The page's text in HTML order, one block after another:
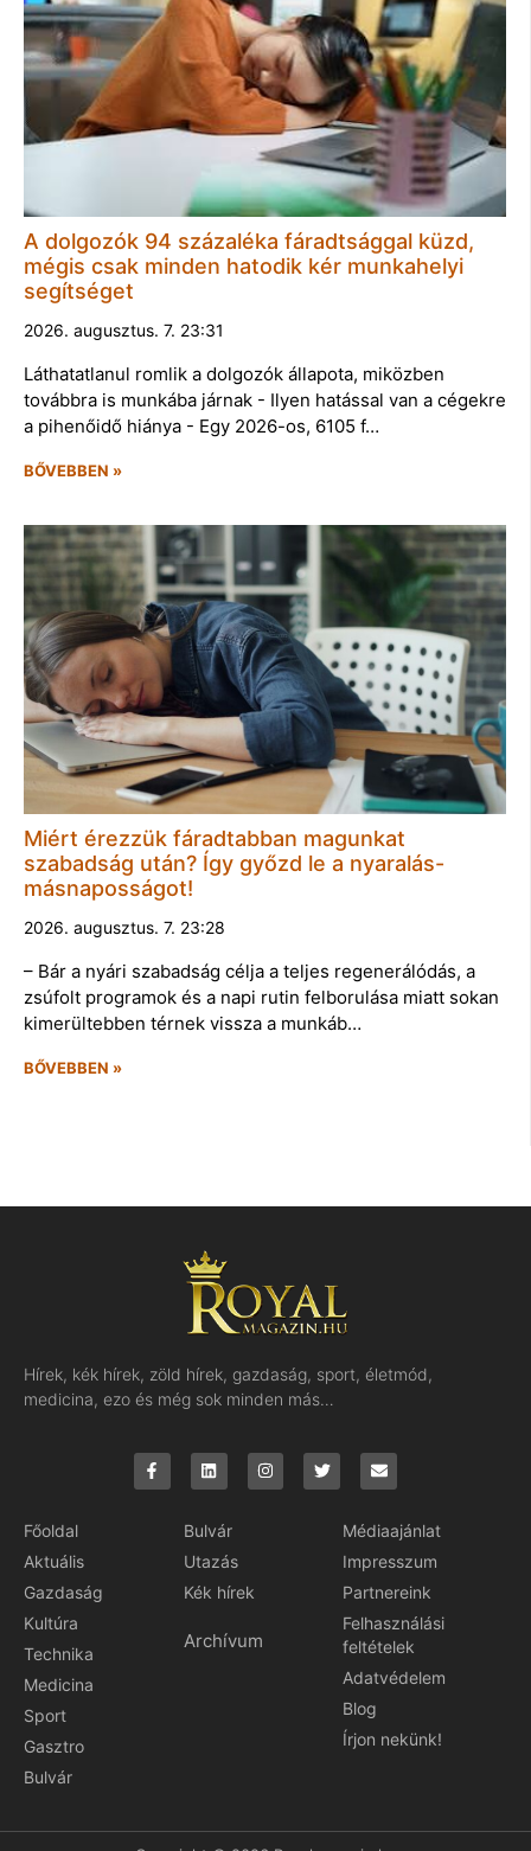
A dolgozók 94 százaléka fáradtsággal küzd,
mégis csak minden hatodik kér munkahelyi
segítséget
2026. augusztus. 7. 23:31
Láthatatlanul romlik a dolgozók állapota, miközben
továbbra is munkába járnak - Ilyen hatással van a cégekre
a pihenőidő hiánya - Egy 2026-os, 6105 f…
BŐVEBBEN »
Miért érezzük fáradtabban magunkat
szabadság után? Így győzd le a nyaralás-
másnaposságot!
2026. augusztus. 7. 23:28
– Bár a nyári szabadság célja a teljes regenerálódás, a
zsúfolt programok és a napi rutin felborulása miatt sokan
kimerültebben térnek vissza a munkáb…
BŐVEBBEN »
Hírek, kék hírek, zöld hírek, gazdaság, sport, életmód,
medicina, ezo és még sok minden más…
Főoldal
Aktuális
Gazdaság
Kultúra
Technika
Medicina
Sport
Gasztro
Bulvár
Bulvár
Utazás
Kék hírek
Archívum
Médiaajánlat
Impresszum
Partnereink
Felhasználási
feltételek
Adatvédelem
Blog
Írjon nekünk!